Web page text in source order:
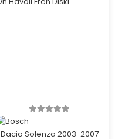
Dacia Solenza 2003-2007